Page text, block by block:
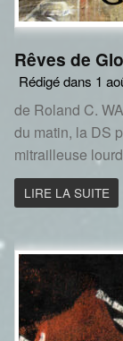
Rêves de
Rédigé dans 1
de Roland C.
du matin, la DS
mitrail­leuse
LIRE LA SUITE